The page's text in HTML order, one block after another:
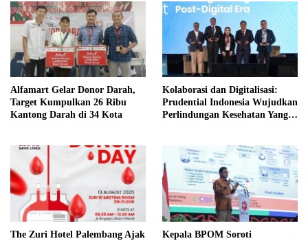
Alfamart Gelar Donor Darah,
Target Kumpulkan 26 Ribu
Kantong Darah di 34 Kota
Kolaborasi dan Digitalisasi:
Prudential Indonesia Wujudkan
Perlindungan Kesehatan Yang
The Zuri Hotel Palembang Ajak
Kepala BPOM Soroti